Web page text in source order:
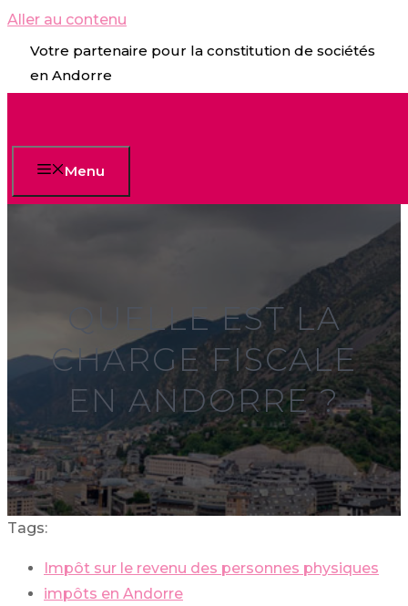
Aller au contenu
Votre partenaire pour la constitution de sociétés
en Andorre
Menu
QUELLE EST LA
CHARGE FISCALE
EN ANDORRE ?
Tags:
Impôt sur le revenu des personnes physiques
impôts en Andorre